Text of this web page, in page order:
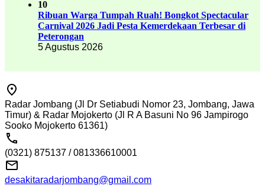
10
Ribuan Warga Tumpah Ruah! Bongkot Spectacular
Carnival 2026 Jadi Pesta Kemerdekaan Terbesar di
Peterongan
5 Agustus 2026
Radar Jombang (Jl Dr Setiabudi Nomor 23, Jombang, Jawa
Timur) & Radar Mojokerto (Jl R A Basuni No 96 Jampirogo
Sooko Mojokerto 61361)
(0321) 875137 / 081336610001
desakitaradarjombang@gmail.com